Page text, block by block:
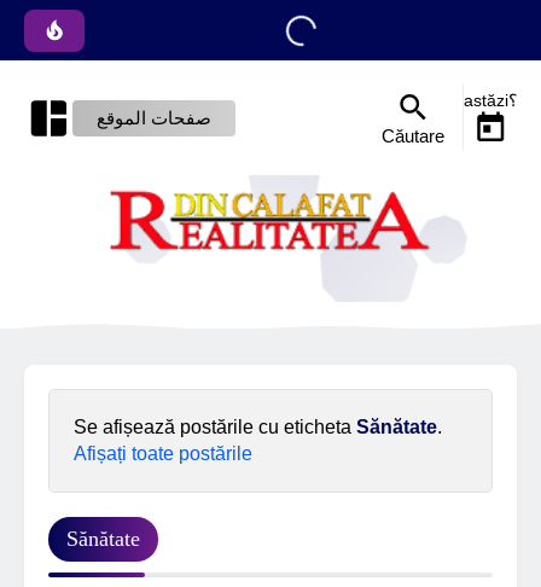
صفحات الموقع
Căutare
astăzi؟
Se afișează postările cu eticheta Sănătate.
Afișați toate postările
Sănătate